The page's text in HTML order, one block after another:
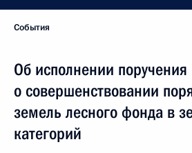
События
Об исполнении поручения
о совершенствовании
земель лесного фонда в
категорий